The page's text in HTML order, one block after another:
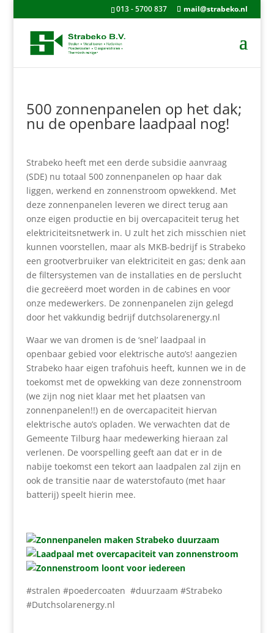
013 - 5700 837 mail@strabeko.nl
500 zonnenpanelen op het dak;
nu de openbare laadpaal nog!
Strabeko heeft met een derde subsidie aanvraag
(SDE) nu totaal 500 zonnenpanelen op haar dak
liggen, werkend en zonnenstroom opwekkend. Met
deze zonnenpanelen leveren we direct terug aan
onze eigen productie en bij overcapaciteit terug het
elektriciteitsnetwerk in. U zult het zich misschien niet
kunnen voorstellen, maar als MKB-bedrijf is Strabeko
een grootverbruiker van elektriciteit en gas; denk aan
de filtersystemen van de installaties en de perslucht
die gecreëerd moet worden in de cabines en voor
onze medewerkers. De zonnenpanelen zijn gelegd
door het vakkundig bedrijf dutchsolarenergy.nl
Waar we van dromen is de ‘snel’ laadpaal in
openbaar gebied voor elektrische auto’s! aangezien
Strabeko haar eigen trafohuis heeft, kunnen we in de
toekomst met de opwekking van deze zonnenstroom
(we zijn nog niet klaar met het plaatsen van
zonnenpanelen!!) en de overcapaciteit hiervan
elektrische auto’s opladen. We verwachten dat de
Gemeente Tilburg haar medewerking hieraan zal
verlenen. De voorspelling geeft aan dat er in de
nabije toekomst een tekort aan laadpalen zal zijn en
ook de transitie naar de waterstofauto (met haar
batterij) speelt hierin mee.
#stralen #poedercoaten #duurzaam #Strabeko
#Dutchsolarenergy.nl